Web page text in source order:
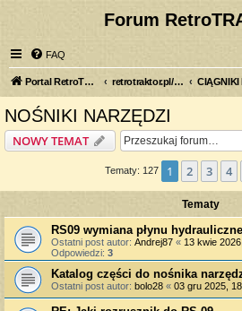
Forum
FAQ
Portal RetroTRAKTOR.pl retrotraktor.pl/forum
NOŚNIKI NARZĘDZI
NOWY TEMAT
Tematy: 127 1 2 3 4
Tematy
RS09 wymiana płynu
Ostatni post autor: Andrej87 « 13 kwie
Odpowiedzi: 3
Katalog części do nośnika
Ostatni post autor: bolo28 « 03 gru 2025,